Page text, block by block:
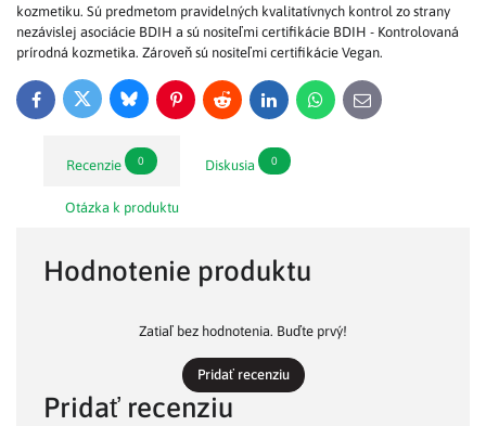
kozmetiku. Sú predmetom pravidelných kvalitatívnych kontrol zo strany
nezávislej asociácie BDIH a sú nositeľmi certifikácie BDIH - Kontrolovaná
prírodná kozmetika. Zároveň sú nositeľmi certifikácie Vegan.
FacebookTwitter BlueskyPinterestReddit LinkedInWhatsApp
E-
mail
Recenzie 0 Diskusia 0
Otázka k produktu
Hodnotenie produktu
Zatiaľ bez hodnotenia. Buďte prvý!
Pridať recenziu
Pridať recenziu